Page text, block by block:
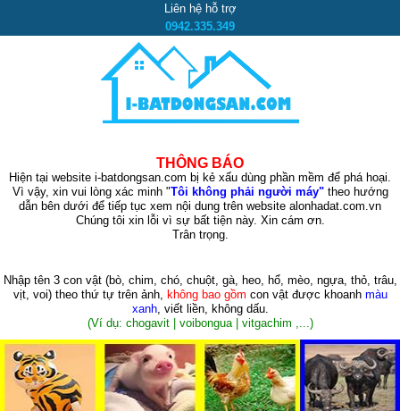
Liên hệ hỗ trợ
0942.335.349
THÔNG BÁO
Hiện tại website i-batdongsan.com bị kẻ xấu dùng phần mềm để phá hoại.
Vì vậy, xin vui lòng xác minh "Tôi không phải người máy"theo hướng
dẫn bên dưới để tiếp tục xem nội dung trên website alonhadat.com.vn
Chúng tôi xin lỗi vì sự bất tiện này. Xin cám ơn.
Trân trọng.
Nhập tên 3 con vật (bò, chim, chó, chuột, gà, heo, hổ, mèo, ngựa, thỏ, trâu,
vịt, voi)theo thứ tự trên ảnh, không bao gồm con vật được khoanh màu
xanh, viết liền, không dấu.
(Ví dụ: chogavit | voibongua | vitgachim ,...)